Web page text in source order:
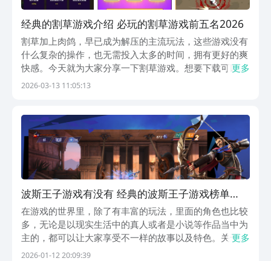
经典的割草游戏介绍 必玩的割草游戏前五名2026
割草加上肉鸽，早已成为解压的主流玩法，这些游戏没有
什么复杂的操作，也无需投入太多的时间，拥有更好的爽
快感。今天就为大家分享一下割草游戏。想要下载可以通
过阿里巴巴灵犀互娱旗下的九游平台，这可是手游福利第
更多
2026-03-13 11:05:13
波斯王子游戏有没有 经典的波斯王子游戏榜单
2025
在游戏的世界里，除了有丰富的玩法，里面的角色也比较
多，无论是以现实生活中的真人或者是小说等作品当中为
主的，都可以让大家享受不一样的故事以及特色。关于波
斯王子游戏有什么？你可以看一看，接下来盘点的前两
更多
2026-01-12 20:09:39